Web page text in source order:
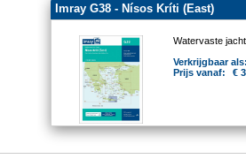
Imray G38 - Nísos Kríti (East)
Watervaste
Verkrijgbaar
Prijs vanaf:
€